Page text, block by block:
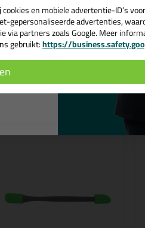
toepassing en kenmerken van dit
en mobiele advertentie-ID’s voor
gepersonaliseerde advertenties,
via partners zoals Google. Meer
gebruikt:https://